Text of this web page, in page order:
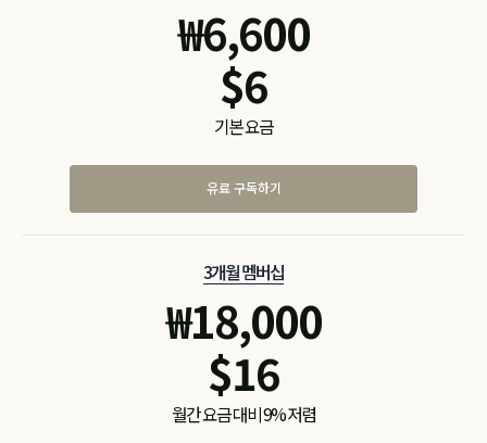
₩6,600
$6
기본 요금
유료 구독하기
3개월 멤버십
₩18,000
$16
월간 요금 대비 9% 저렴